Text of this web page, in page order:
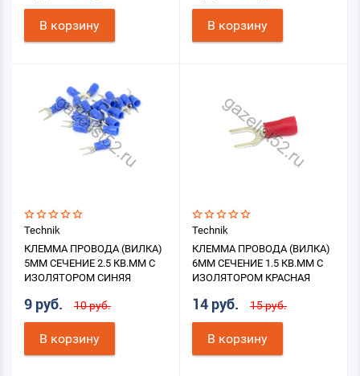
В корзину В корзину
Technik
КЛЕММА ПРОВОДА (ВИЛКА)
5ММ СЕЧЕНИЕ 2.5 КВ.ММ С
ИЗОЛЯТОРОМ СИНЯЯ
9 руб. 10 руб.
В корзину
Technik
КЛЕММА ПРОВОДА (ВИЛКА)
6ММ СЕЧЕНИЕ 1.5 КВ.ММ С
ИЗОЛЯТОРОМ КРАСНАЯ
14 руб. 15 руб.
В корзину